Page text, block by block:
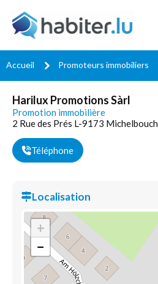
Accueil Promoteurs immobiliers
Harilux Promotions Sàrl
Promotion immobilière
2 Rue des Prés L-9173 Michelbouch
Téléphone
Localisation
+
−